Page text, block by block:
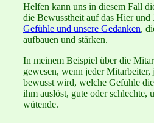
Helfen kann uns in diesem Fall
die Bewusstheit auf das Hier und
Gefühle und unsere Gedanken,
aufbauen und stärken.
In meinem Beispiel über die
gewesen, wenn jeder Mitarbeiter,
bewusst wird, welche Gefühle
ihm auslöst, gute oder schlechte,
wütende.